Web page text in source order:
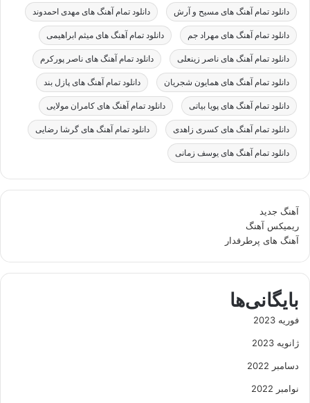
دانلود تمام آهنگ های مسیح و آرش دانلود تمام آهنگ های مهدی احمدوند
دانلود تمام آهنگ های مهراد جم دانلود تمام آهنگ های میثم ابراهیمی
دانلود تمام آهنگ های ناصر زینعلی دانلود تمام آهنگ های ناصر پورکرم
دانلود تمام آهنگ های همایون شجریان دانلود تمام آهنگ های پازل بند
دانلود تمام آهنگ های پویا بیاتی دانلود تمام آهنگ های کامران مولایی
دانلود تمام آهنگ های کسری زاهدی دانلود تمام آهنگ های گرشا رضایی
دانلود تمام آهنگ های یوسف زمانی
آهنگ جدید
ریمیکس آهنگ
آهنگ های پرطرفدار
بایگانی‌ها
فوریه 2023
ژانویه 2023
دسامبر 2022
نوامبر 2022